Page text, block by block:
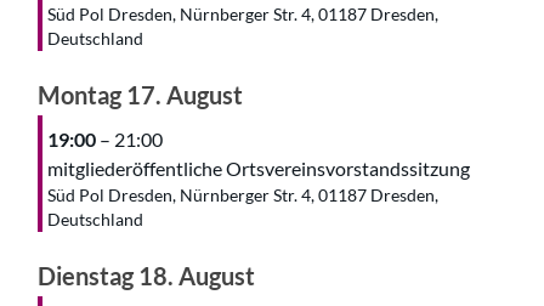
Süd Pol Dresden, Nürnberger Str. 4, 01187 Dresden,
Deutschland
Montag 17. August
19:00 – 21:00
mitgliederöffentliche Ortsvereinsvorstandssitzung
Süd Pol Dresden, Nürnberger Str. 4, 01187 Dresden,
Deutschland
Dienstag 18. August